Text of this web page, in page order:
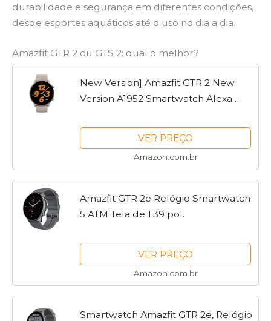
durabilidade e segurança em diferentes condições,
desde esportes aquáticos até o uso no dia a dia.
Amazfit GTR 2 ou GTS 2: qual o melhor?
New Version] Amazfit GTR 2 New
Version A1952 Smartwatch Alexa
Watch For Android iOS Phone -
Lightning (Grey)
VER PREÇO
Amazon.com.br
Amazfit GTR 2e Relógio Smartwatch
5 ATM Tela de 1.39 pol.
VER PREÇO
Amazon.com.br
Smartwatch Amazfit GTR 2e, Relógio